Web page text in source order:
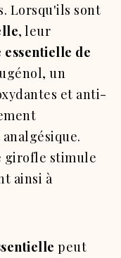
Lorsqu'ils sont
, leur
essentielle de
un
et anti-
girofle stimule
ainsi à
peut